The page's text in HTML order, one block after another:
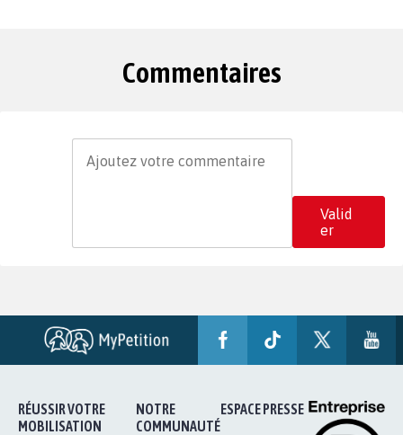
Commentaires
Valid
er
RÉUSSIR VOTRE
MOBILISATION
NOTRE
COMMUNAUTÉ
ESPACE PRESSE